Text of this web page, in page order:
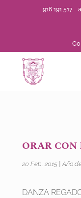
916 191 517
ORAR
20 Feb, 2015|Año
DANZA